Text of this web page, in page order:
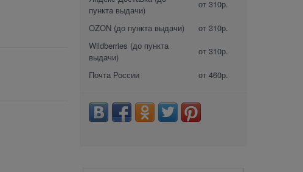
пункта выдачи)
от 310р.
OZON (до пункта выдачи)
от 310р.
Wildberries (до пункта
выдачи)
от 310р.
Почта России от 460р.